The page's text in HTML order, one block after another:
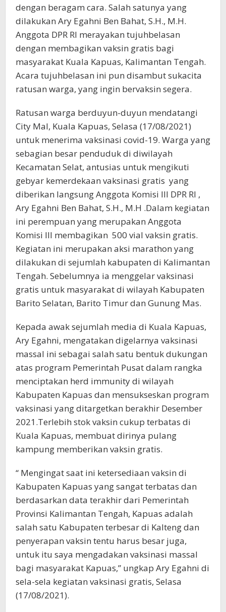
dengan beragam cara. Salah satunya yang
dilakukan Ary Egahni Ben Bahat, S.H., M.H.
Anggota DPR RI merayakan tujuhbelasan
dengan membagikan vaksin gratis bagi
masyarakat Kuala Kapuas, Kalimantan Tengah.
Acara tujuhbelasan ini pun disambut sukacita
ratusan warga, yang ingin bervaksin segera.
Ratusan warga berduyun-duyun mendatangi
City Mal, Kuala Kapuas, Selasa (17/08/2021)
untuk menerima vaksinasi covid-19. Warga yang
sebagian besar penduduk di diwilayah
Kecamatan Selat, antusias untuk mengikuti
gebyar kemerdekaan vaksinasi gratis yang
diberikan langsung Anggota Komisi III DPR RI ,
Ary Egahni Ben Bahat, S.H., M.H .Dalam kegiatan
ini perempuan yang merupakan Anggota
Komisi III membagikan 500 vial vaksin gratis.
Kegiatan ini merupakan aksi marathon yang
dilakukan di sejumlah kabupaten di Kalimantan
Tengah. Sebelumnya ia menggelar vaksinasi
gratis untuk masyarakat di wilayah Kabupaten
Barito Selatan, Barito Timur dan Gunung Mas.
Kepada awak sejumlah media di Kuala Kapuas,
Ary Egahni, mengatakan digelarnya vaksinasi
massal ini sebagai salah satu bentuk dukungan
atas program Pemerintah Pusat dalam rangka
menciptakan herd immunity di wilayah
Kabupaten Kapuas dan mensukseskan program
vaksinasi yang ditargetkan berakhir Desember
2021.Terlebih stok vaksin cukup terbatas di
Kuala Kapuas, membuat dirinya pulang
kampung memberikan vaksin gratis.
“ Mengingat saat ini ketersediaan vaksin di
Kabupaten Kapuas yang sangat terbatas dan
berdasarkan data terakhir dari Pemerintah
Provinsi Kalimantan Tengah, Kapuas adalah
salah satu Kabupaten terbesar di Kalteng dan
penyerapan vaksin tentu harus besar juga,
untuk itu saya mengadakan vaksinasi massal
bagi masyarakat Kapuas,” ungkap Ary Egahni di
sela-sela kegiatan vaksinasi gratis, Selasa
(17/08/2021).